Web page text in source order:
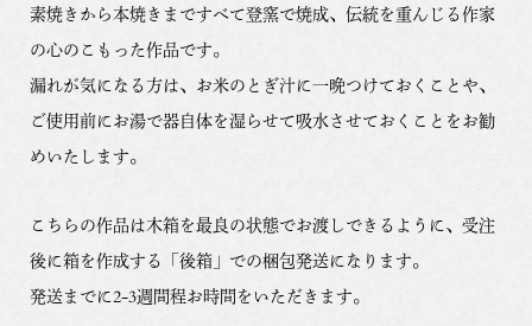
素焼きから本焼きまですべて登窯で焼成、伝統を重んじる作家
の心のこもった作品です。
漏れが気になる方は、お米のとぎ汁に一晩つけておくことや、
ご使用前にお湯で器自体を湿らせて吸水させておくことをお勧
めいたします。
こちらの作品は木箱を最良の状態でお渡しできるように、受注
後に箱を作成する「後箱」での梱包発送になります。
発送までに2-3週間程お時間をいただきます。